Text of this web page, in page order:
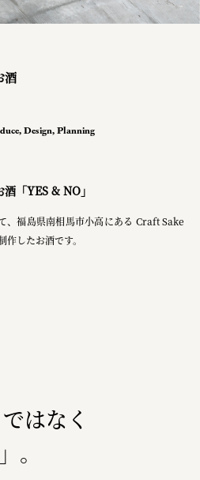
株式会社
ーシステム株式会社
酒
,Design,Planning
「YES & NO」
、福島県南相馬市小高にある Craft Sake
作したお酒です。
はなく
。